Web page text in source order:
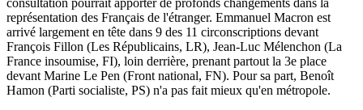
consultation pourrait apporter de profonds changements dans la
représentation des Français de l'étranger. Emmanuel Macron est
arrivé largement en tête dans 9 des 11 circonscriptions devant
François Fillon (Les Républicains, LR), Jean-Luc Mélenchon (La
France insoumise, FI), loin derrière, prenant partout la 3e place
devant Marine Le Pen (Front national, FN). Pour sa part, Benoît
Hamon (Parti socialiste, PS) n'a pas fait mieux qu'en métropole.